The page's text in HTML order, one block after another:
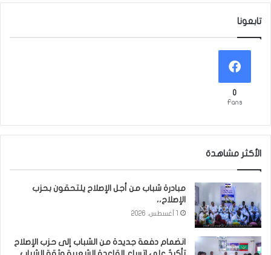
تابعونا
0
Fans
الأكثر مشاهدة
مبادرة شباب من أجل الإصلاح يلتحقون بحزب
الإصلاح،،
انضمام دفعة جديدة من الشباب إلى حزب الإصلاح